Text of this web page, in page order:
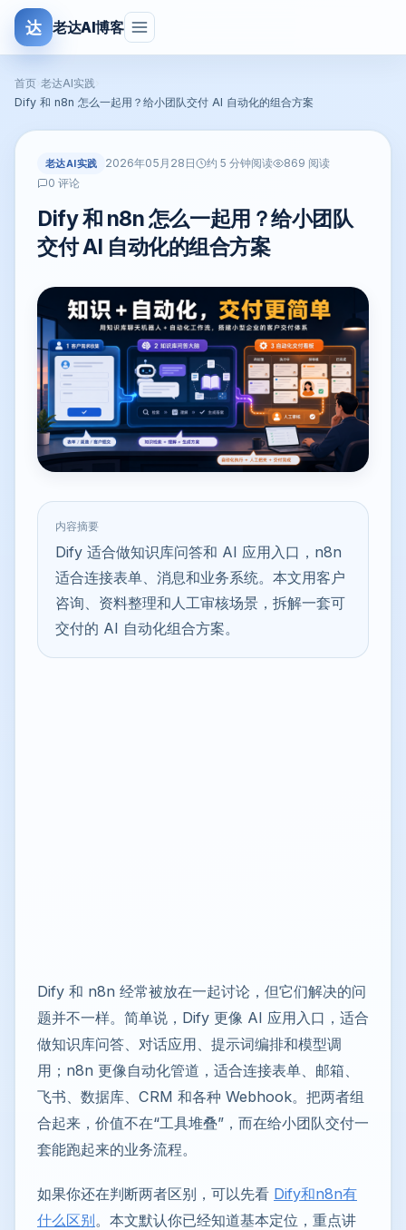
达 老达AI博客
首页 老达AI实践
Dify 和 n8n 怎么一起用？给小团队交付 AI 自动化的组合方案
老达AI实践 2026年05月28日 约 5 分钟阅读
869 阅读
0 评论
Dify 和 n8n 怎么一起用？给小团队
交付 AI 自动化的组合方案
内容摘要
Dify 适合做知识库问答和 AI 应用入口，n8n
适合连接表单、消息和业务系统。本文用客户
咨询、资料整理和人工审核场景，拆解一套可
交付的 AI 自动化组合方案。
Dify 和 n8n 经常被放在一起讨论，但它们解决的问
题并不一样。简单说，Dify 更像 AI 应用入口，适合
做知识库问答、对话应用、提示词编排和模型调
用；n8n 更像自动化管道，适合连接表单、邮箱、
飞书、数据库、CRM 和各种 Webhook。把两者组
合起来，价值不在“工具堆叠”，而在给小团队交付一
套能跑起来的业务流程。
如果你还在判断两者区别，可以先看 Dify和n8n有
什么区别。本文默认你已经知道基本定位，重点讲